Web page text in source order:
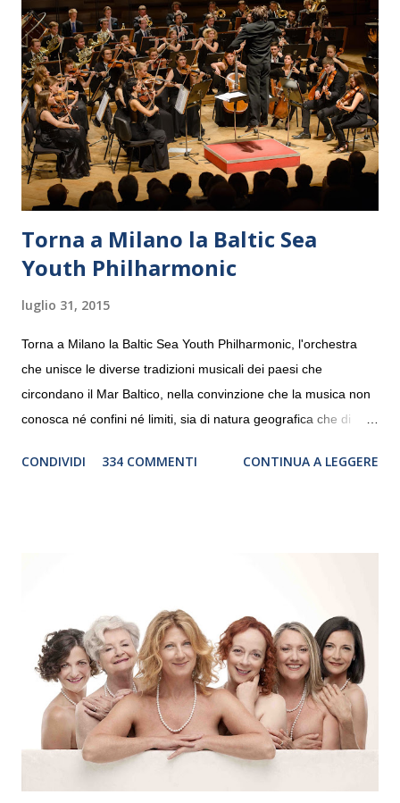
Torna a Milano la Baltic Sea
Youth Philharmonic
luglio 31, 2015
Torna a Milano la Baltic Sea Youth Philharmonic, l'orchestra
che unisce le diverse tradizioni musicali dei paesi che
circondano il Mar Baltico, nella convinzione che la musica non
conosca né confini né limiti, sia di natura geografica che di
debutterà il 10 settembre a Heiden, in Germania, e toccherà, in
“Settembre dell’Accademia” dove si esibirà per il secondo anno
consecutivo. Il pubblico milanese avrà il piacere di applaudire i
giovani artisti della Baltic Sea Youth Philharmonic per la quarta
volta. L’orchestra, fondata nel 2008 da Kristjan Järvi (affiancato
da un prestigioso consiglio di consulent...
CONDIVIDI 334 COMMENTI CONTINUA A LEGGERE